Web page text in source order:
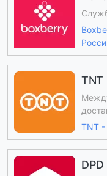
TNT
TNT -